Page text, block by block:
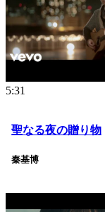
5:31
聖なる夜の贈り物
秦基博